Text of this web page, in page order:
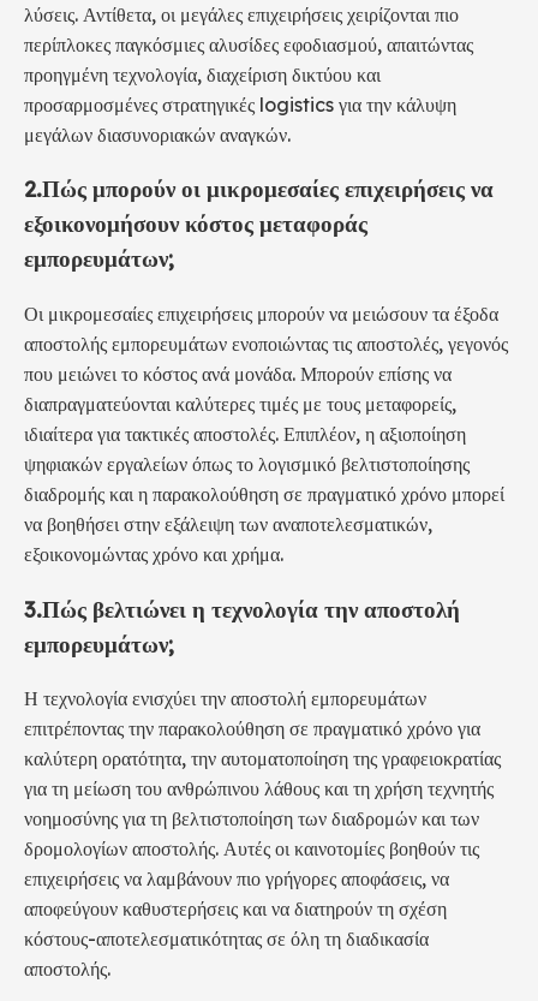
λύσεις. Αντίθετα, οι μεγάλες επιχειρήσεις χειρίζονται πιο
περίπλοκες παγκόσμιες αλυσίδες εφοδιασμού, απαιτώντας
προηγμένη τεχνολογία, διαχείριση δικτύου και
προσαρμοσμένες στρατηγικές logistics για την κάλυψη
μεγάλων διασυνοριακών αναγκών.
2.Πώς μπορούν οι μικρομεσαίες επιχειρήσεις να
εξοικονομήσουν κόστος μεταφοράς
εμπορευμάτων;
Οι μικρομεσαίες επιχειρήσεις μπορούν να μειώσουν τα έξοδα
αποστολής εμπορευμάτων ενοποιώντας τις αποστολές, γεγονός
που μειώνει το κόστος ανά μονάδα. Μπορούν επίσης να
διαπραγματεύονται καλύτερες τιμές με τους μεταφορείς,
ιδιαίτερα για τακτικές αποστολές. Επιπλέον, η αξιοποίηση
ψηφιακών εργαλείων όπως το λογισμικό βελτιστοποίησης
διαδρομής και η παρακολούθηση σε πραγματικό χρόνο μπορεί
να βοηθήσει στην εξάλειψη των αναποτελεσματικών,
εξοικονομώντας χρόνο και χρήμα.
3.Πώς βελτιώνει η τεχνολογία την αποστολή
εμπορευμάτων;
Η τεχνολογία ενισχύει την αποστολή εμπορευμάτων
επιτρέποντας την παρακολούθηση σε πραγματικό χρόνο για
καλύτερη ορατότητα, την αυτοματοποίηση της γραφειοκρατίας
για τη μείωση του ανθρώπινου λάθους και τη χρήση τεχνητής
νοημοσύνης για τη βελτιστοποίηση των διαδρομών και των
δρομολογίων αποστολής. Αυτές οι καινοτομίες βοηθούν τις
επιχειρήσεις να λαμβάνουν πιο γρήγορες αποφάσεις, να
αποφεύγουν καθυστερήσεις και να διατηρούν τη σχέση
κόστους-αποτελεσματικότητας σε όλη τη διαδικασία
αποστολής.